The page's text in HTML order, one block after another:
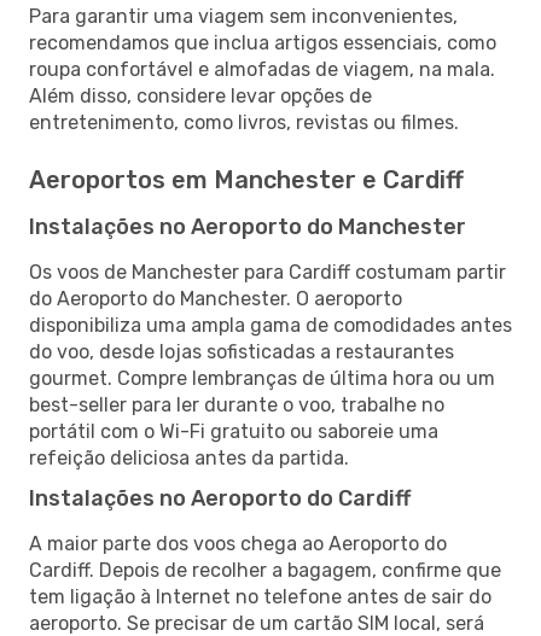
Para garantir uma viagem sem inconvenientes,
recomendamos que inclua artigos essenciais, como
roupa confortável e almofadas de viagem, na mala.
Além disso, considere levar opções de
entretenimento, como livros, revistas ou filmes.
Aeroportos em Manchester e Cardiff
Instalações no Aeroporto do Manchester
Os voos de Manchester para Cardiff costumam partir
do Aeroporto do Manchester. O aeroporto
disponibiliza uma ampla gama de comodidades antes
do voo, desde lojas sofisticadas a restaurantes
gourmet. Compre lembranças de última hora ou um
best-seller para ler durante o voo, trabalhe no
portátil com o Wi-Fi gratuito ou saboreie uma
refeição deliciosa antes da partida.
Instalações no Aeroporto do Cardiff
A maior parte dos voos chega ao Aeroporto do
Cardiff. Depois de recolher a bagagem, confirme que
tem ligação à Internet no telefone antes de sair do
aeroporto. Se precisar de um cartão SIM local, será